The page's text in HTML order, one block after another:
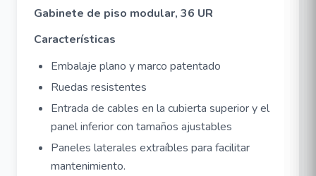
Gabinete de piso modular, 36 UR
Características
Embalaje plano y marco patentado
Ruedas resistentes
Entrada de cables en la cubierta superior y el
panel inferior con tamaños ajustables
Paneles laterales extraíbles para facilitar
mantenimiento.